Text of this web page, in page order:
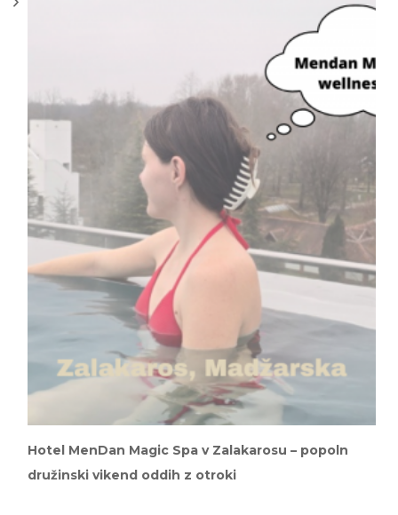
Hotel MenDan Magic Spa v Zalakarosu – popoln
družinski vikend oddih z otroki